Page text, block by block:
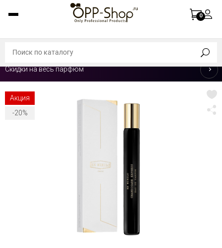
0
Скидки на весь парфюм
Акция
-20%